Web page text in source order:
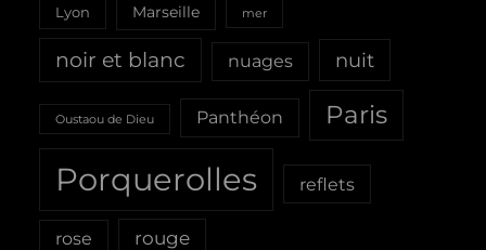
Lyon Marseille mer
noir et blanc nuages nuit
Oustaou de Dieu Panthéon Paris
Porquerolles reflets
rose rouge